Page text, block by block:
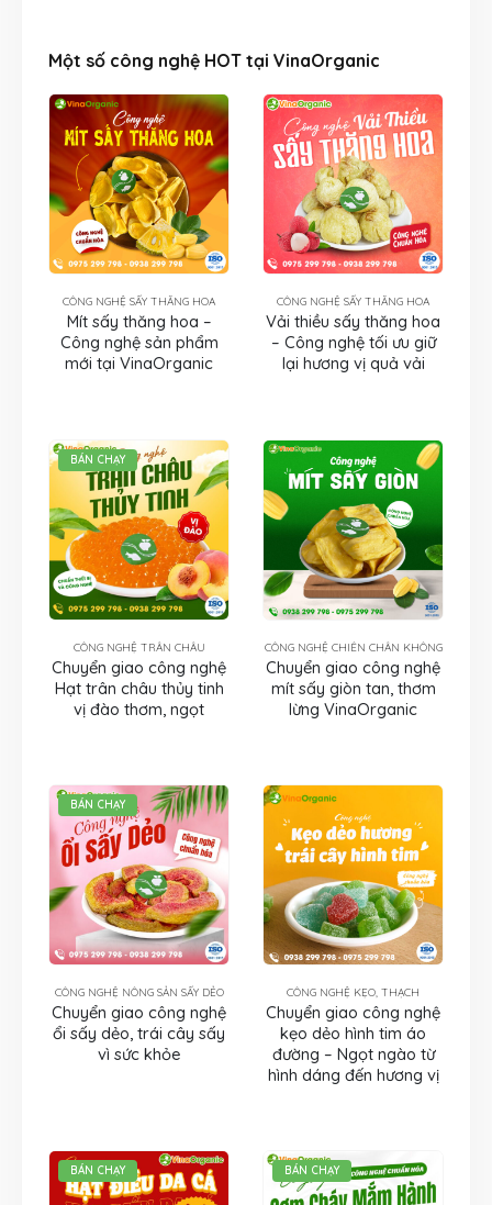
Một số công nghệ HOT tại VinaOrganic
CÔNG NGHỆ SẤY THĂNG HOA
Mít sấy thăng hoa –
Công nghệ sản phẩm
mới tại VinaOrganic
CÔNG NGHỆ SẤY THĂNG HOA
Vải thiều sấy thăng hoa
– Công nghệ tối ưu giữ
lại hương vị quả vải
BÁN CHẠY
CÔNG NGHỆ TRÂN CHÂU
Chuyển giao công nghệ
Hạt trân châu thủy tinh
vị đào thơm, ngọt
CÔNG NGHỆ CHIÊN CHÂN KHÔNG
Chuyển giao công nghệ
mít sấy giòn tan, thơm
lừng VinaOrganic
BÁN CHẠY
CÔNG NGHỆ NÔNG SẢN SẤY DẺO
Chuyển giao công nghệ
ổi sấy dẻo, trái cây sấy
vì sức khỏe
CÔNG NGHỆ KẸO, THẠCH
Chuyển giao công nghệ
kẹo dẻo hình tim áo
đường – Ngọt ngào từ
hình dáng đến hương vị
BÁN CHẠY BÁN CHẠY